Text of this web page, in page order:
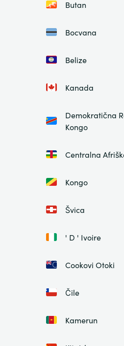
Butan
Bocvana
Belize
Kanada
Demokratična
Kongo
Centralna
Kongo
Švica
' D ' Ivoire
Cookovi Otoki
Čile
Kamerun